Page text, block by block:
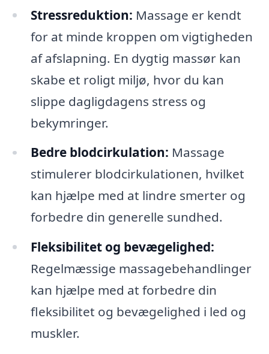
Stressreduktion: Massage er kendt
for at minde kroppen om vigtigheden
af afslapning. En dygtig massør kan
skabe et roligt miljø, hvor du kan
slippe dagligdagens stress og
bekymringer.
Bedre blodcirkulation: Massage
stimulerer blodcirkulationen, hvilket
kan hjælpe med at lindre smerter og
forbedre din generelle sundhed.
Fleksibilitet og bevægelighed:
Regelmæssige massagebehandlinger
kan hjælpe med at forbedre din
fleksibilitet og bevægelighed i led og
muskler.